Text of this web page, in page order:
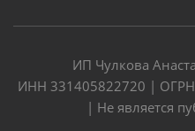
ИП Чулкова
ИНН 331405822720 |
| Не является